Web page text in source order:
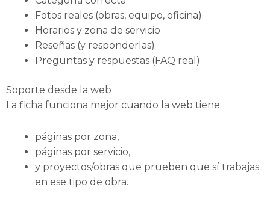
Fotos reales (obras, equipo, oficina)
Horarios y zona de servicio
Reseñas (y responderlas)
Preguntas y respuestas (FAQ real)
Soporte desde la web
La ficha funciona mejor cuando la web tiene:
páginas por zona,
páginas por servicio,
y proyectos/obras que prueben que sí trabajas
en ese tipo de obra.